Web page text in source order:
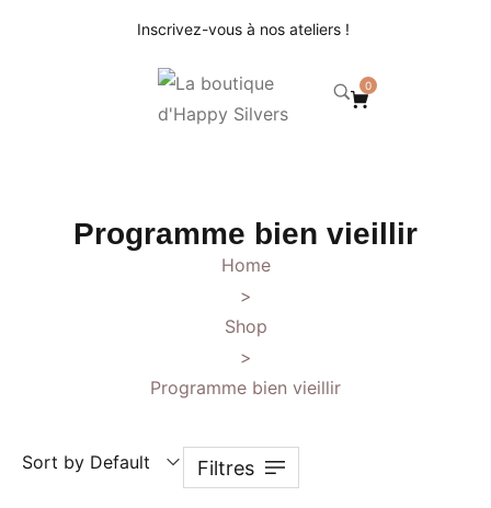
Inscrivez-vous à nos ateliers !
0
Programme bien vieillir
Home
>
Shop
>
Programme bien vieillir
Sort by Default Filtres